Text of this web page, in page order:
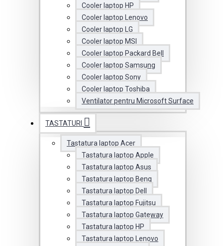
Cooler laptop HP
Cooler laptop Lenovo
Cooler laptop LG
Cooler laptop MSI
Cooler laptop Packard Bell
Cooler laptop Samsung
Cooler laptop Sony
Cooler laptop Toshiba
Ventilator pentru Microsoft Surface
TASTATURI
Tastatura laptop Acer
Tastatura laptop Apple
Tastatura laptop Asus
Tastatura laptop Benq
Tastatura laptop Dell
Tastatura laptop Fujitsu
Tastatura laptop Gateway
Tastatura laptop HP
Tastatura laptop Lenovo